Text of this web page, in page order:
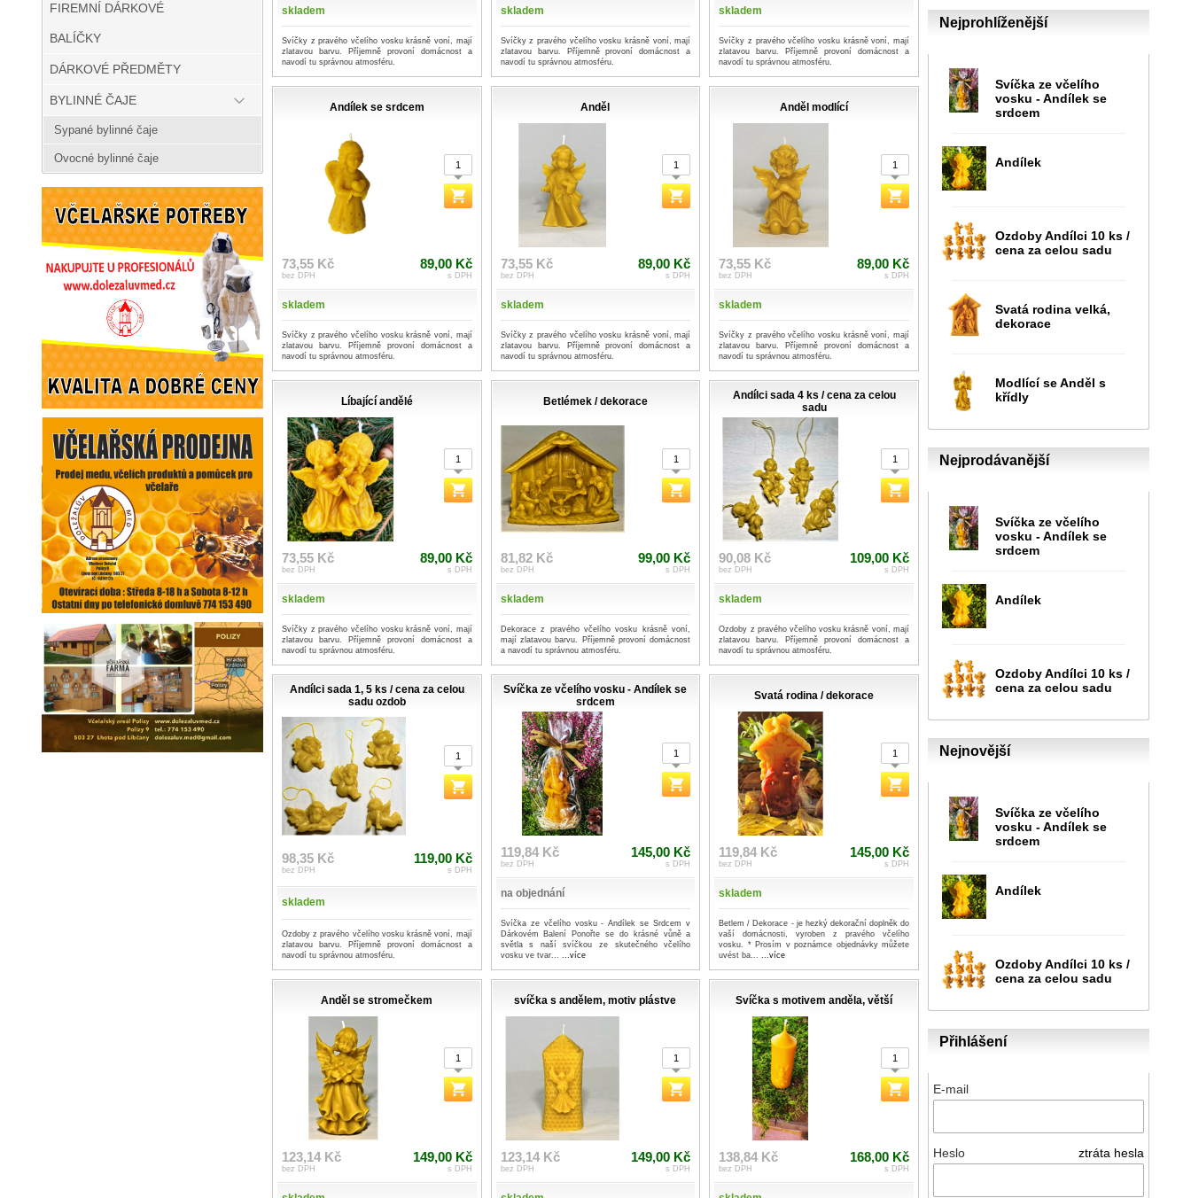
FIREMNÍ DÁRKOVÉ
BALÍČKY
DÁRKOVÉ PŘEDMĚTY
BYLINNÉ ČAJE
Sypané bylinné čaje
Ovocné bylinné čaje
Nejprohlíženější
Svíčka ze včelího
vosku - Andílek se
srdcem
Andílek
Ozdoby Andílci 10 ks /
cena za celou sadu
Svatá rodina velká,
dekorace
Modlící se Anděl s
křídly
Nejprodávanější
Svíčka ze včelího
vosku - Andílek se
srdcem
Andílek
Ozdoby Andílci 10 ks /
cena za celou sadu
Nejnovější
Svíčka ze včelího
vosku - Andílek se
srdcem
Andílek
Ozdoby Andílci 10 ks /
cena za celou sadu
Přihlášení
E-mail
Heslo ztráta hesla
skladem
Svíčky z pravého včelího vosku krásně voní, mají
zlatavou barvu. Příjemně provoní domácnost a
navodí tu správnou atmosféru.
skladem
Svíčky z pravého včelího vosku krásně voní, mají
zlatavou barvu. Příjemně provoní domácnost a
navodí tu správnou atmosféru.
skladem
Svíčky z pravého včelího vosku krásně voní, mají
zlatavou barvu. Příjemně provoní domácnost a
navodí tu správnou atmosféru.
Andílek se srdcem
73,55 Kč
bez DPH
89,00 Kč
s DPH
skladem
Svíčky z pravého včelího vosku krásně voní, mají
zlatavou barvu. Příjemně provoní domácnost a
navodí tu správnou atmosféru.
Anděl
73,55 Kč
bez DPH
89,00 Kč
s DPH
skladem
Svíčky z pravého včelího vosku krásně voní, mají
zlatavou barvu. Příjemně provoní domácnost a
navodí tu správnou atmosféru.
Anděl modlící
73,55 Kč
bez DPH
89,00 Kč
s DPH
skladem
Svíčky z pravého včelího vosku krásně voní, mají
zlatavou barvu. Příjemně provoní domácnost a
navodí tu správnou atmosféru.
Líbající andělé
73,55 Kč
bez DPH
89,00 Kč
s DPH
skladem
Svíčky z pravého včelího vosku krásně voní, mají
zlatavou barvu. Příjemně provoní domácnost a
navodí tu správnou atmosféru.
Betlémek / dekorace
81,82 Kč
bez DPH
99,00 Kč
s DPH
skladem
Dekorace z pravého včelího vosku krásně voní,
mají zlatavou barvu. Příjemně provoní domácnost
a navodí tu správnou atmosféru.
Andílci sada 4 ks / cena za celou
sadu
90,08 Kč
bez DPH
109,00 Kč
s DPH
skladem
Ozdoby z pravého včelího vosku krásně voní, mají
zlatavou barvu. Příjemně provoní domácnost a
navodí tu správnou atmosféru.
Andílci sada 1, 5 ks / cena za celou
sadu ozdob
98,35 Kč
bez DPH
119,00 Kč
s DPH
skladem
Ozdoby z pravého včelího vosku krásně voní, mají
zlatavou barvu. Příjemně provoní domácnost a
navodí tu správnou atmosféru.
Svíčka ze včelího vosku - Andílek se
srdcem
119,84 Kč
bez DPH
145,00 Kč
s DPH
na objednání
Svíčka ze včelího vosku - Andílek se Srdcem v
Dárkovém Balení Ponořte se do krásné vůně a
světla s naší svíčkou ze skutečného včelího
vosku ve tvar... ...více
Svatá rodina / dekorace
119,84 Kč
bez DPH
145,00 Kč
s DPH
skladem
Betlem / Dekorace - je hezký dekorační doplněk do
vaší domácnosti, vyroben z pravého včelího
vosku. * Prosím v poznámce objednávky můžete
uvést ba......více
Anděl se stromečkem
123,14 Kč
bez DPH
149,00 Kč
s DPH
svíčka s andělem, motiv plástve
123,14 Kč
bez DPH
149,00 Kč
s DPH
Svíčka s motivem anděla, větší
138,84 Kč
bez DPH
168,00 Kč
s DPH